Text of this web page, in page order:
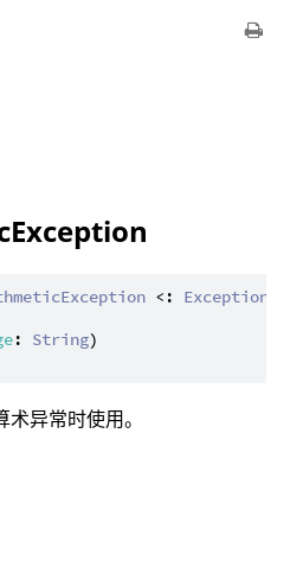
<: Exception
: String)
异常时使用。